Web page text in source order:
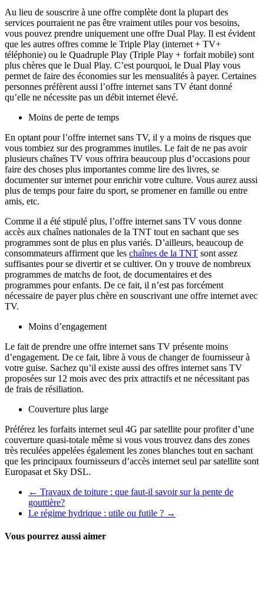
Au lieu de souscrire à une offre complète dont la plupart des
services pourraient ne pas être vraiment utiles pour vos besoins,
vous pouvez prendre uniquement une offre Dual Play. Il est évident
que les autres offres comme le Triple Play (internet + TV+
téléphonie) ou le Quadruple Play (Triple Play + forfait mobile) sont
plus chères que le Dual Play. C’est pourquoi, le Dual Play vous
permet de faire des économies sur les mensualités à payer. Certaines
personnes préfèrent aussi l’offre internet sans TV étant donné
qu’elle ne nécessite pas un débit internet élevé.
Moins de perte de temps
En optant pour l’offre internet sans TV, il y a moins de risques que
vous tombiez sur des programmes inutiles. Le fait de ne pas avoir
plusieurs chaînes TV vous offrira beaucoup plus d’occasions pour
faire des choses plus importantes comme lire des livres, se
documenter sur internet pour enrichir votre culture. Vous aurez aussi
plus de temps pour faire du sport, se promener en famille ou entre
amis, etc.
Comme il a été stipulé plus, l’offre internet sans TV vous donne
accès aux chaînes nationales de la TNT tout en sachant que ses
programmes sont de plus en plus variés. D’ailleurs, beaucoup de
consommateurs affirment que les chaînes de la TNT sont assez
suffisantes pour se divertir et se cultiver. On y trouve de nombreux
programmes de matchs de foot, de documentaires et des
programmes pour enfants. De ce fait, il n’est pas forcément
nécessaire de payer plus chère en souscrivant une offre internet avec
TV.
Moins d’engagement
Le fait de prendre une offre internet sans TV présente moins
d’engagement. De ce fait, libre à vous de changer de fournisseur à
votre guise. Sachez qu’il existe aussi des offres internet sans TV
proposées sur 12 mois avec des prix attractifs et ne nécessitant pas
de frais de résiliation.
Couverture plus large
Préférez les forfaits internet seul 4G par satellite pour profiter d’une
couverture quasi-totale même si vous vous trouvez dans des zones
très reculées appelées également les zones blanches tout en sachant
que les principaux fournisseurs d’accès internet seul par satellite sont
Europasat et Sky DSL.
← Travaux de toiture : que faut-il savoir sur la pente de
gouttière?
Le régime hydrique : utile ou futile ? →
Vous pourrez aussi aimer